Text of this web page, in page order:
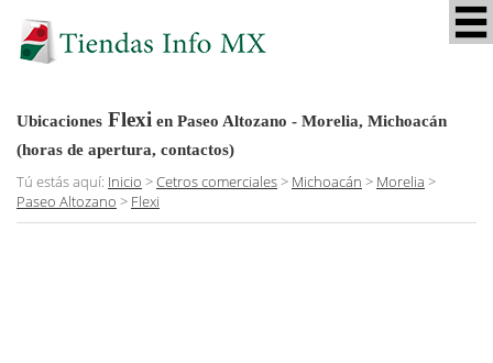
Ubicaciones Flexi en Paseo Altozano - Morelia, Michoacán
(horas de apertura, contactos)
Tú estás aquí: Inicio >Cetros comerciales> Michoacán > Morelia >
Paseo Altozano > Flexi